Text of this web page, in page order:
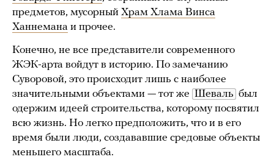
предметов, мусорный Храм Хлама Винса
Ханнемана и прочее.
Конечно, не все представители современного
ЖЭК-арта войдут в историю. По замечанию
Суворовой, это происходит лишь с наиболее
значительными объектами — тот же Шеваль был
одержим идеей строительства, которому посвятил
всю жизнь. Но легко предположить, что и в его
время были люди, создававшие средовые объекты
меньшего масштаба.